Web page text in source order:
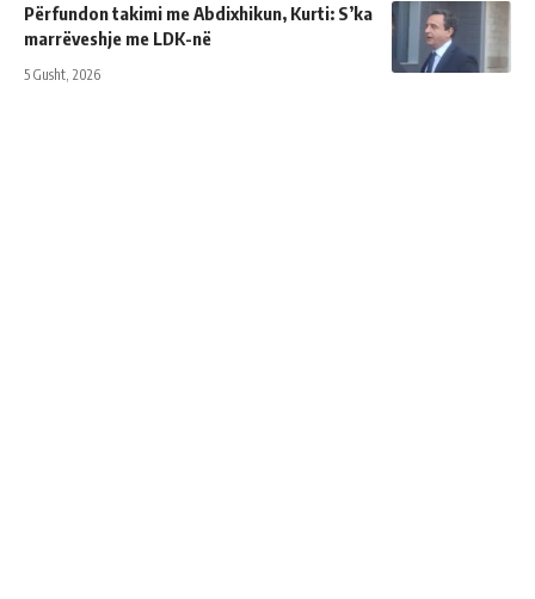
Përfundon takimi me Abdixhikun, Kurti: S’ka
marrëveshje me LDK-në
5 Gusht, 2026